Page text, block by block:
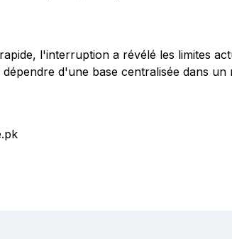
l'interruption a révélé les limites
dépendre d'une base centralisée dans un